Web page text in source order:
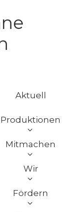
Aktuell
Produktionen
Mitmachen
Wir
Fördern